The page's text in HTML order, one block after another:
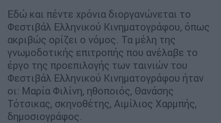
Εδώ και πέντε χρόνια διοργανώνεται το
Φεστιβάλ Ελληνικού Κινηματογράφου, όπως
ακριβώς ορίζει ο νόμος. Τα μέλη της
γνωμοδοτικής επιτροπής που ανέλαβε το
έργο της προεπιλογής των ταινιών του
Φεστιβάλ Ελληνικού Κινηματογράφου ήταν
οι: Μαρία Φιλίνη, ηθοποιός, Θανάσης
Τότσικας, σκηνοθέτης, Αιμίλιος Χαρμπής,
δημοσιογράφος.